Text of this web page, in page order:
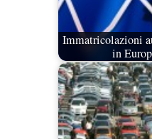
Immatricolazioni
in